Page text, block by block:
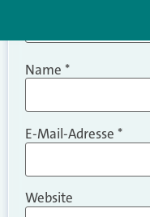
Name *
E-Mail-Adresse *
Website